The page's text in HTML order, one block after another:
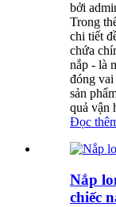
bởi
Trong
chi tiết
chứa
nắp - là
đóng
sản
quả vận
Đọc
Nắp
chiếc